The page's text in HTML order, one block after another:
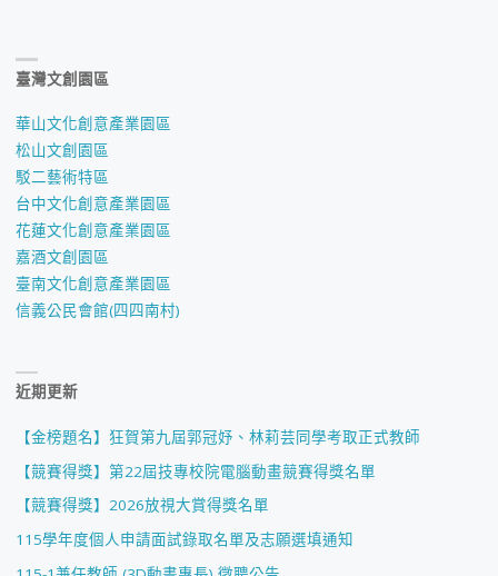
臺灣文創園區
華山文化創意產業園區
松山文創園區
駁二藝術特區
台中文化創意產業園區
花蓮文化創意產業園區
嘉酒文創園區
臺南文化創意產業園區
信義公民會館(四四南村)
近期更新
【金榜題名】狂賀第九屆郭冠妤、林莉芸同學考取正式教師
【競賽得獎】第22屆技專校院電腦動畫競賽得獎名單
【競賽得獎】2026放視大賞得獎名單
115學年度個人申請面試錄取名單及志願選填通知